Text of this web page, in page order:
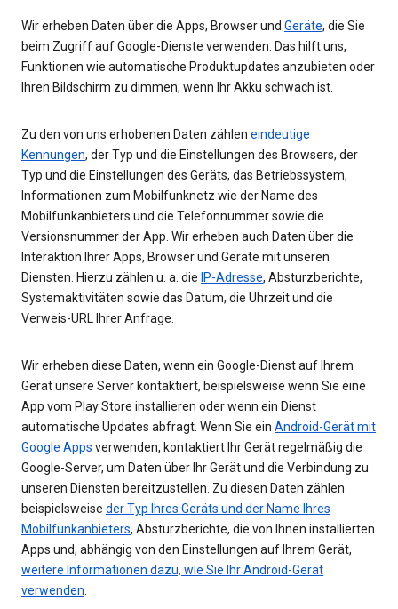
Wir erheben Daten über die Apps, Browser und Geräte, die Sie
beim Zugriff auf Google-Dienste verwenden. Das hilft uns,
Funktionen wie automatische Produktupdates anzubieten oder
Ihren Bildschirm zu dimmen, wenn Ihr Akku schwach ist.
Zu den von uns erhobenen Daten zählen eindeutige
Kennungen, der Typ und die Einstellungen des Browsers, der
Typ und die Einstellungen des Geräts, das Betriebssystem,
Informationen zum Mobilfunknetz wie der Name des
Mobilfunkanbieters und die Telefonnummer sowie die
Versionsnummer der App. Wir erheben auch Daten über die
Interaktion Ihrer Apps, Browser und Geräte mit unseren
Diensten. Hierzu zählen u. a. die IP-Adresse, Absturzberichte,
Systemaktivitäten sowie das Datum, die Uhrzeit und die
Verweis-URL Ihrer Anfrage.
Wir erheben diese Daten, wenn ein Google-Dienst auf Ihrem
Gerät unsere Server kontaktiert, beispielsweise wenn Sie eine
App vom Play Store installieren oder wenn ein Dienst
automatische Updates abfragt. Wenn Sie ein Android-Gerät mit
Google Apps verwenden, kontaktiert Ihr Gerät regelmäßig die
Google-Server, um Daten über Ihr Gerät und die Verbindung zu
unseren Diensten bereitzustellen. Zu diesen Daten zählen
beispielsweise der Typ Ihres Geräts und der Name Ihres
Mobilfunkanbieters, Absturzberichte, die von Ihnen installierten
Apps und, abhängig von den Einstellungen auf Ihrem Gerät,
weitere Informationen dazu, wie Sie Ihr Android-Gerät
verwenden.